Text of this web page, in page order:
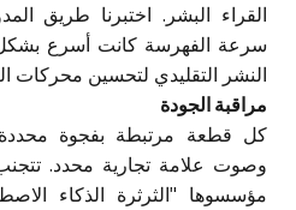
القراء البشر. اختبرنا طريق
سرعة الفهرسة كانت أسرع
النشر التقليدي لتحسين محركات
مراقبة الجودة
كل قطعة مرتبطة بفجوة
وصوت علامة تجارية محدد.
مؤسسوها "الثرثرة الذكاء